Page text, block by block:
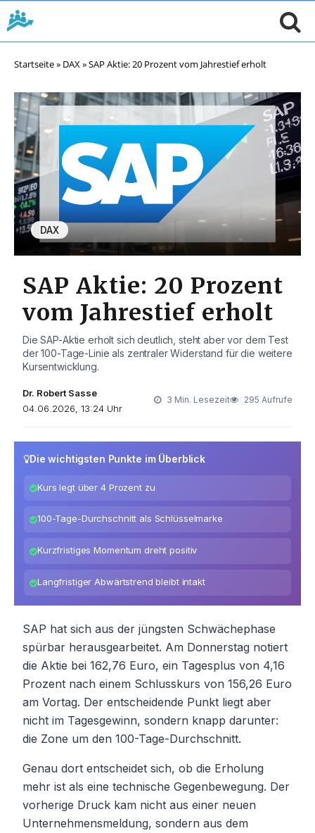
Startseite» DAX»SAP Aktie: 20 Prozent vom Jahrestief erholt
DAX
SAP Aktie: 20 Prozent
vom Jahrestief erholt
Die SAP-Aktie erholt sich deutlich, steht aber vor dem Test
der 100-Tage-Linie als zentraler Widerstand für die weitere
Kursentwicklung.
Dr. Robert Sasse
04.06.2026, 13:24 Uhr
3 Min. Lesezeit 295 Aufrufe
Die wichtigsten Punkte im Überblick
Kurs legt über 4 Prozent zu
100-Tage-Durchschnitt als Schlüsselmarke
Kurzfristiges Momentum dreht positiv
Langfristiger Abwärtstrend bleibt intakt
SAP hat sich aus der jüngsten Schwächephase
spürbar herausgearbeitet. Am Donnerstag notiert
die Aktie bei 162,76 Euro, ein Tagesplus von 4,16
Prozent nach einem Schlusskurs von 156,26 Euro
am Vortag. Der entscheidende Punkt liegt aber
nicht im Tagesgewinn, sondern knapp darunter:
die Zone um den 100-Tage-Durchschnitt.
Genau dort entscheidet sich, ob die Erholung
mehr ist als eine technische Gegenbewegung. Der
vorherige Druck kam nicht aus einer neuen
Unternehmensmeldung, sondern aus dem